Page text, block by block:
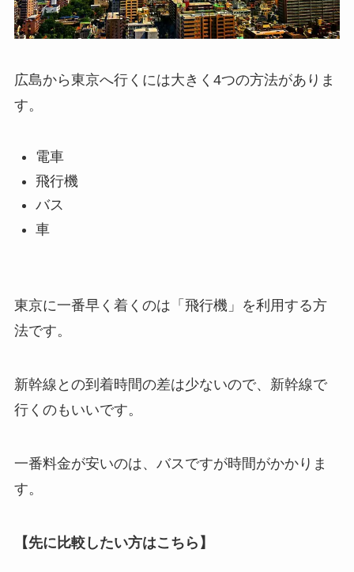
広島から東京へ行くには大きく4つの方法がありま
す。
電車
飛行機
バス
車
東京に一番早く着くのは「飛行機」を利用する方
法です。
新幹線との到着時間の差は少ないので、新幹線で
行くのもいいです。
一番料金が安いのは、バスですが時間がかかりま
す。
【先に比較したい方はこちら】